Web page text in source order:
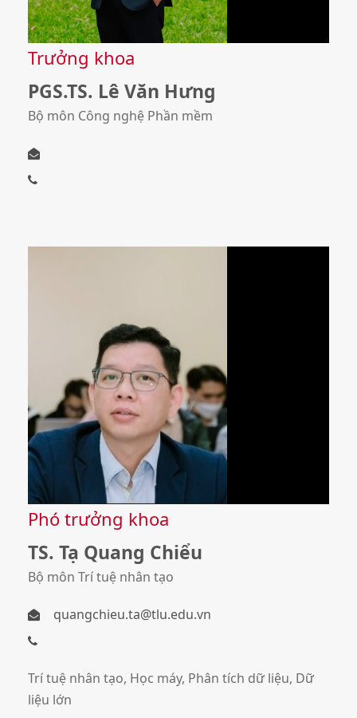
Trưởng khoa
PGS.TS. Lê Văn Hưng
Bộ môn Công nghệ Phần mềm
Phó trưởng khoa
TS. Tạ Quang Chiểu
Bộ môn Trí tuệ nhân tạo
quangchieu.ta@tlu.edu.vn
Trí tuệ nhân tạo, Học máy, Phân tích dữ liệu, Dữ
liệu lớn